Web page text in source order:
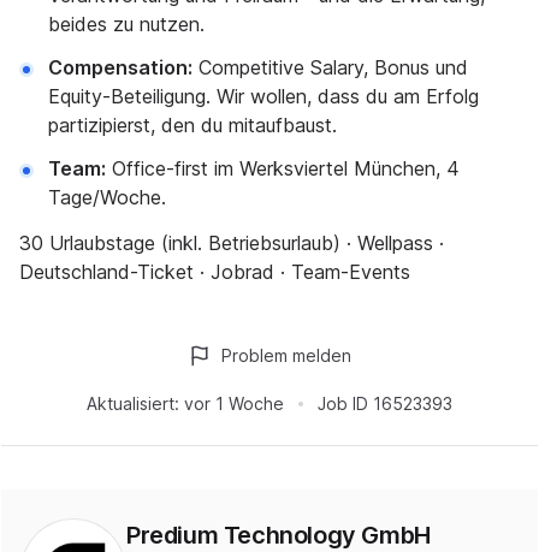
beides zu nutzen.
Compensation: Competitive Salary, Bonus und
Equity-Beteiligung. Wir wollen, dass du am Erfolg
partizipierst, den du mitaufbaust.
Team: Office-first im Werksviertel München, 4
Tage/Woche.
30 Urlaubstage (inkl. Betriebsurlaub) · Wellpass ·
Deutschland-Ticket · Jobrad · Team-Events
Aktualisiert: vor 1 Woche Job ID 16523393
Problem melden
Predium Technology GmbH